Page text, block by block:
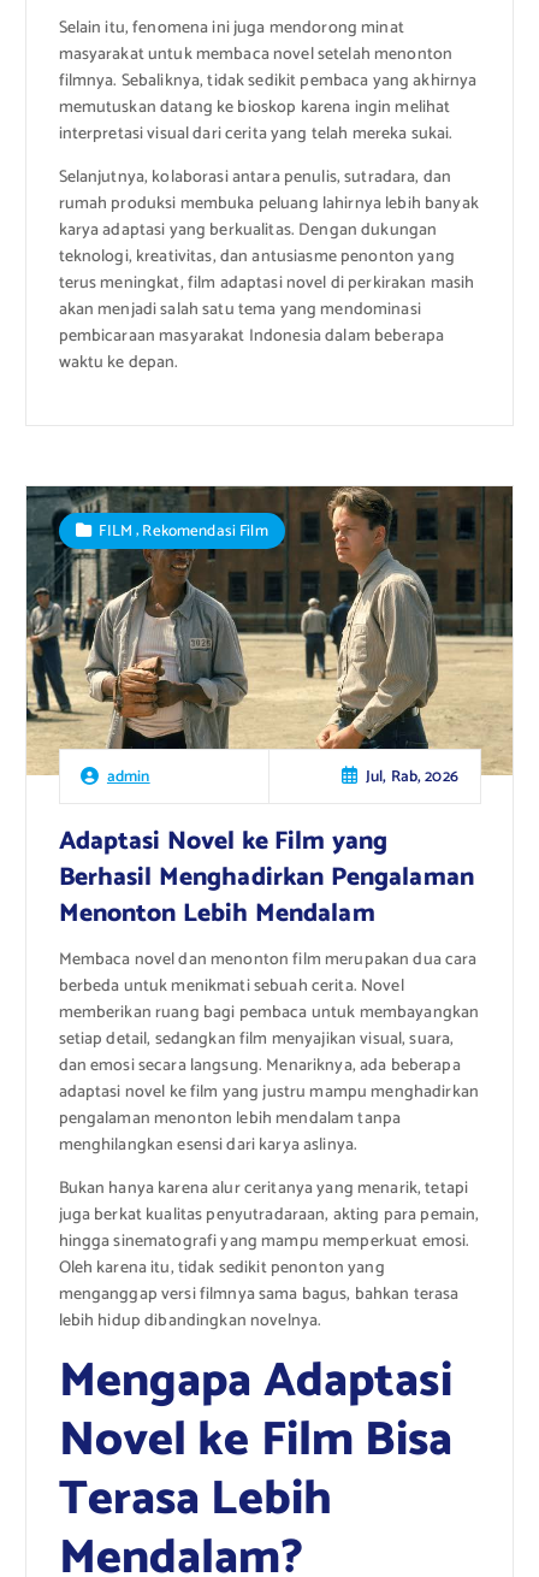
Selain itu, fenomena ini juga mendorong minat
masyarakat untuk membaca novel setelah menonton
filmnya. Sebaliknya, tidak sedikit pembaca yang akhirnya
memutuskan datang ke bioskop karena ingin melihat
interpretasi visual dari cerita yang telah mereka sukai.
Selanjutnya, kolaborasi antara penulis, sutradara, dan
rumah produksi membuka peluang lahirnya lebih banyak
karya adaptasi yang berkualitas. Dengan dukungan
teknologi, kreativitas, dan antusiasme penonton yang
terus meningkat, film adaptasi novel di perkirakan masih
akan menjadi salah satu tema yang mendominasi
pembicaraan masyarakat Indonesia dalam beberapa
waktu ke depan.
admin Jul, Rab, 2026
FILM,Rekomendasi Film
Adaptasi Novel ke Film yang
Berhasil Menghadirkan Pengalaman
Menonton Lebih Mendalam
Membaca novel dan menonton film merupakan dua cara
berbeda untuk menikmati sebuah cerita. Novel
memberikan ruang bagi pembaca untuk membayangkan
setiap detail, sedangkan film menyajikan visual, suara,
dan emosi secara langsung. Menariknya, ada beberapa
adaptasi novel ke film yang justru mampu menghadirkan
pengalaman menonton lebih mendalam tanpa
menghilangkan esensi dari karya aslinya.
Bukan hanya karena alur ceritanya yang menarik, tetapi
juga berkat kualitas penyutradaraan, akting para pemain,
hingga sinematografi yang mampu memperkuat emosi.
Oleh karena itu, tidak sedikit penonton yang
menganggap versi filmnya sama bagus, bahkan terasa
lebih hidup dibandingkan novelnya.
Mengapa Adaptasi
Novel ke Film Bisa
Terasa Lebih
Mendalam?